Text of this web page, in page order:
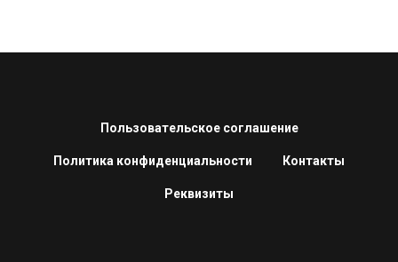
Пользовательское соглашение
Политика конфиденциальности Контакты
Реквизиты